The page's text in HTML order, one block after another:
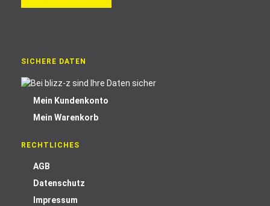
SICHERE DATEN
Mein Kundenkonto
Mein Warenkorb
RECHTLICHES
AGB
Datenschutz
Impressum